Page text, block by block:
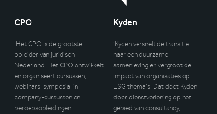
CPO
‘Het CPO is de grootste
opleider van juridisch
Nederland. Het CPO ontwikkelt
en organiseert cursussen,
webinars, symposia, in
company-cursussen en
beroepsopleidingen.
Kyden
‘Kyden versnelt de transitie
naar een duurzame
samenleving en vergroot de
impact van organisaties op
ESG thema’s. Dat doet Kyden
door dienstverlening op het
gebied van consultancy,